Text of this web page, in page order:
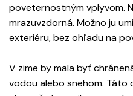
poveternostným vplyvom.
mrazuvzdorná. Možno ju
exteriéru, bez ohľadu na
V zime by mala byť
vodou alebo snehom.